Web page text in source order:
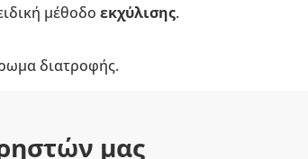
μέθοδο εκχύλισης.
διατροφής.
μας